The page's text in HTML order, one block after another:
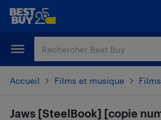
Passer
principal
Passer
Accueil Films et musique
Jaws [SteelBook] [copie